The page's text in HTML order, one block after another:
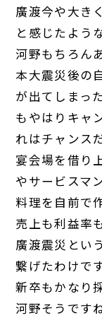
廣渡今や大き
と感じたよう
河野もちろん
本大震災後の
が出てしまっ
もやはりキャ
れはチャンス
宴会場を借り
やサービスマ
料理を自前で
売上も利益率
廣渡震災とい
繋げたわけで
新卒もかなり
河野そうです